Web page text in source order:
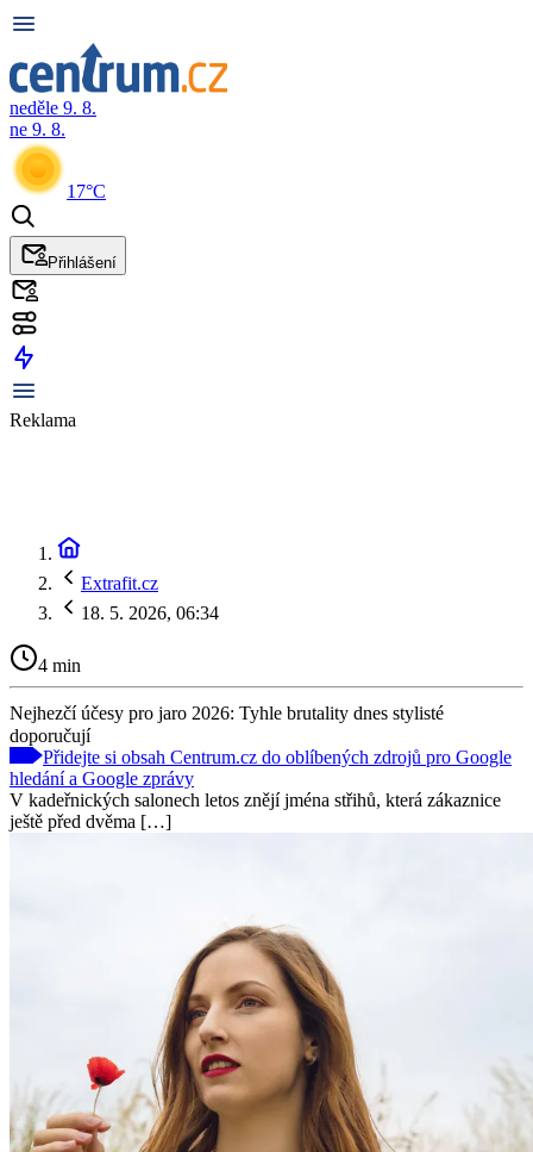
neděle 9. 8.
ne 9. 8.
17°C
Přihlášení
Reklama
Extrafit.cz
18. 5. 2026, 06:34
4 min
Nejhezčí účesy pro jaro 2026: Tyhle brutality dnes stylisté
doporučují
Přidejte si obsah Centrum.cz do oblíbených zdrojů pro Google
hledání a Google zprávy
V kadeřnických salonech letos znějí jména střihů, která zákaznice
ještě před dvěma […]